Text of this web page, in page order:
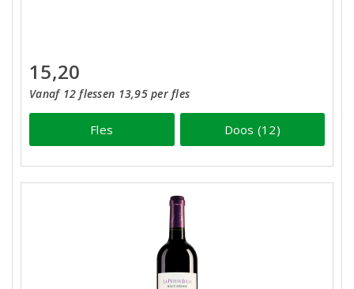
15,20
Vanaf 12 flessen 13,95 per fles
Fles Doos (12)